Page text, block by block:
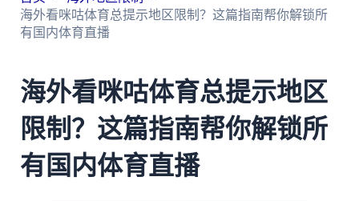
海外看咪咕体育总提示地区限制？这篇指南帮你解锁所
有国内体育直播
海外看咪咕体育总提示地区
限制？这篇指南帮你解锁所
有国内体育直播